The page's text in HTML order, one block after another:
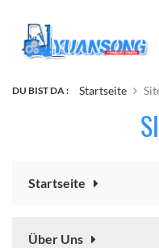
DU BIST DA : Startseite
Startseite
Über Uns